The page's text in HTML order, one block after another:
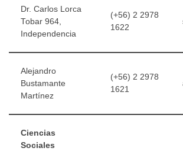
Dr. Carlos Lorca
Tobar 964,
Independencia
(+56) 2 2978
1622
Alejandro
Bustamante
Martínez
(+56) 2 2978
1621
Ciencias
Sociales